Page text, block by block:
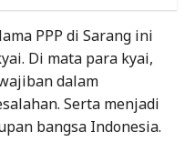
PPP di Sarang ini
Di mata para kyai,
dalam
Serta menjadi
bangsa Indonesia.